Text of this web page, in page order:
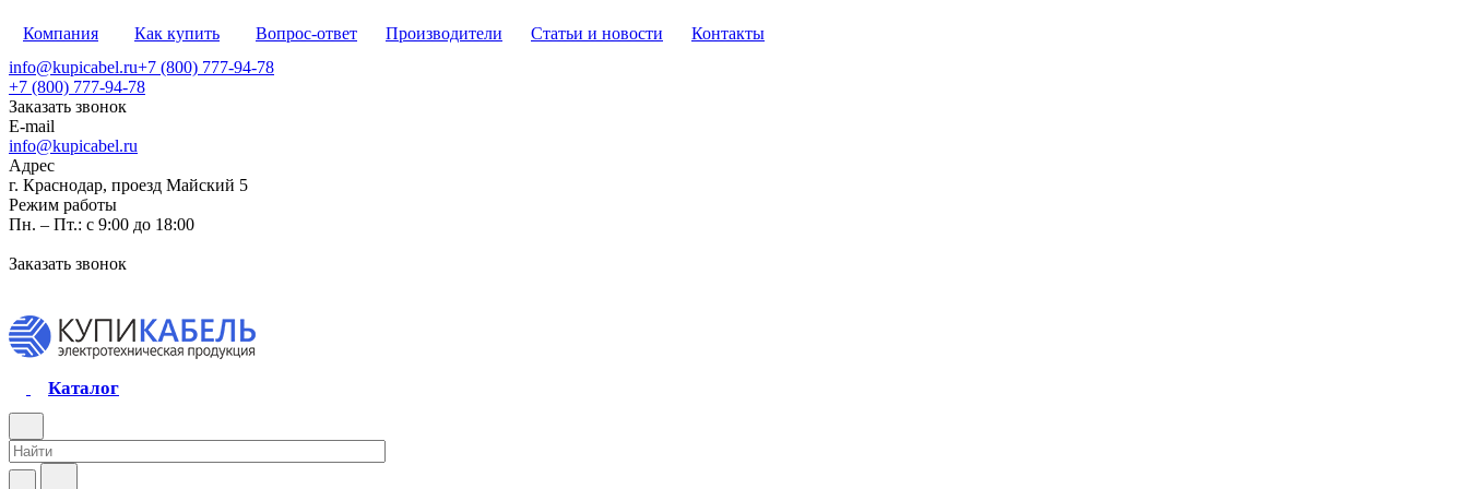
Компания Как купить Вопрос-ответ Производители Статьи и новости
Контакты
info@kupicabel.ru+7 (800) 777-94-78
+7 (800) 777-94-78
Заказать звонок
E-mail
info@kupicabel.ru
Адрес
г. Краснодар, проезд Майский 5
Режим работы
Пн. – Пт.: с 9:00 до 18:00
Заказать звонок
Каталог